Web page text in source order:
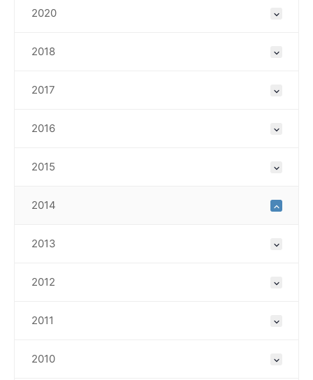
2020
2018
2017
2016
2015
2014
2013
2012
2011
2010